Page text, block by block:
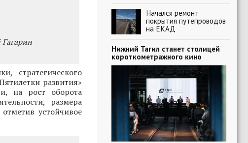
стратегического
развития»
на рост оборота
размера
устойчивое
Начался ремонт
покрытия путепроводов
на ЕКАД
Нижний Тагил станет столицей
короткометражного кино